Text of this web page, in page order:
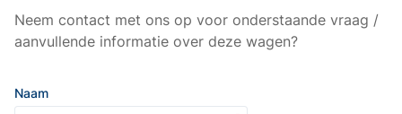
Neem contact met ons op voor onderstaande vraag /
aanvullende informatie over deze wagen?
Naam